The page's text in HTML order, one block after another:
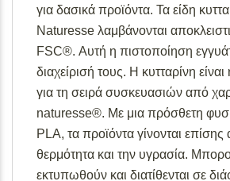
παραγγελίας):Μερική ποσότητα είναι
για αποστολή και το υπόλοιπο σε 2 – 4
την ημερομηνία εξόφλησης της
Για περισσότερες λεπτομέρειες σχετικά
διαθεσιμότητες προϊόντων,
μαζί μας στο info@skgecoshop.comή
998
για δασικά προϊόντα. Τα είδη
Naturesse λαμβάνονται
FSC®. Αυτή η πιστοποίηση
διαχείρισή τους. Η κυτταρίνη
για τη σειρά συσκευασιών από
naturesse®. Με μια πρόσθετη
PLA, τα προϊόντα γίνονται επίσης
θερμότητα και την υγρασία.
εκτυπωθούν και διατίθενται σε